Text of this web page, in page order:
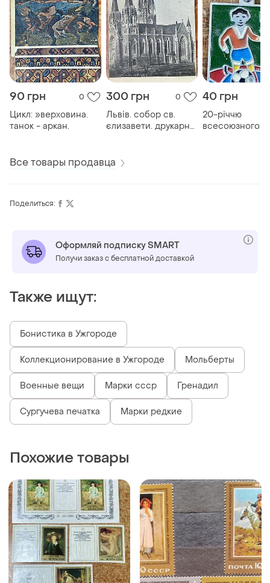
90 грн 0
Цикл: »верховина.
танок - аркан.
300 грн 0
Львів. собор св.
єлизавети. друкарня
40 грн
20-річчю
всесоюзного
Все товары продавца
Поделиться:
Оформляй подписку SMART
Получи заказ с бесплатной доставкой
Также ищут:
Бонистика в Ужгороде
Коллекционирование в Ужгороде Мольберты
Военные вещи Марки ссср Гренадил
Сургучева печатка Марки редкие
Похожие товары